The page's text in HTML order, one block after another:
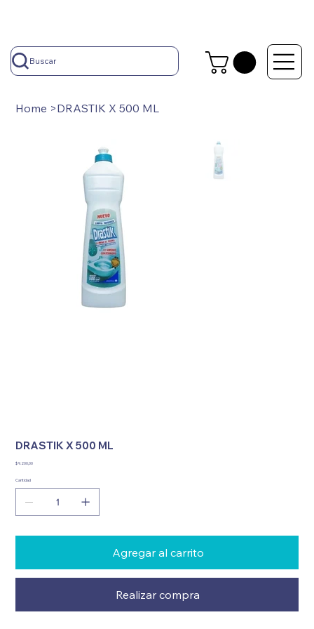
Buscar
Home >DRASTIK X 500 ML
DRASTIK X 500 ML
Precio
$ 9.200,00
Cantidad
Agregar al carrito
Realizar compra